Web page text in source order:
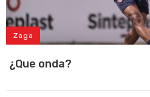
Zaga
¿Que onda?